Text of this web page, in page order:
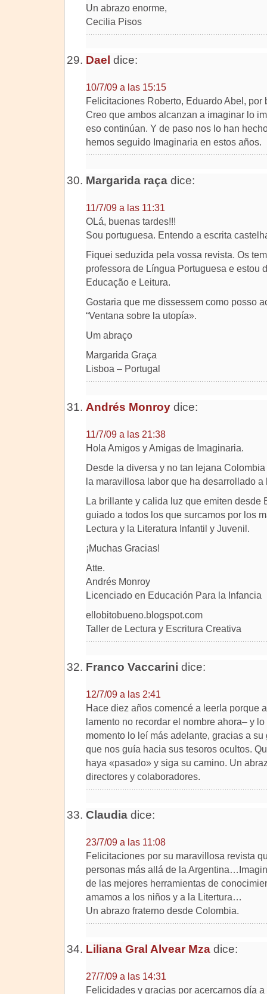
Un abrazo enorme,
Cecilia Pisos
Dael dice:
10/7/09 a las 15:15
Felicitaciones Roberto, Eduardo Abel, por
Creo que ambos alcanzan a imaginar lo
eso continúan. Y de paso nos lo han
hemos seguido Imaginaria en estos años.
Margarida raçadice:
11/7/09 a las 11:31
OLá, buenas tardes!!!
Sou portuguesa. Entendo a escrita
Fiquei seduzida pela vossa revista. Os
professora de Língua Portuguesa e estou
Educação e Leitura.
Gostaria que me dissessem como posso
“Ventana sobre la utopía».
Um abraço
Margarida Graça
Lisboa – Portugal
Andrés Monroydice:
11/7/09 a las 21:38
Hola Amigos y Amigas de Imaginaria.
Desde la diversa y no tan lejana
la maravillosa labor que ha desarrollado
La brillante y calida luz que emiten desde
guiado a todos los que surcamos por los
Lectura y la Literatura Infantil y Juvenil.
¡Muchas Gracias!
Atte.
Andrés Monroy
Licenciado en Educación Para la Infancia
ellobitobueno.blogspot.com
Taller de Lectura y Escritura Creativa
Franco Vaccarini dice:
12/7/09 a las 2:41
Hace diez años comencé a leerla porque
lamento no recordar el nombre ahora– y
momento lo leí más adelante, gracias a
que nos guía hacia sus tesoros ocultos.
haya «pasado» y siga su camino. Un
directores y colaboradores.
Claudiadice:
23/7/09 a las 11:08
Felicitaciones por su maravillosa revista
personas más allá de la
de las mejores herramientas de
amamos a los niños y a la Litertura…
Un abrazo fraterno desde Colombia.
Liliana Gral Alvear Mzadice:
27/7/09 a las 14:31
Felicidades y gracias por acercarnos día